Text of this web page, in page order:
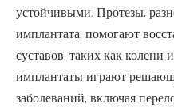
устойчивыми. Протезы,
имплантата, помогают
суставов, таких как колени
имплантаты играют
заболеваний, включая